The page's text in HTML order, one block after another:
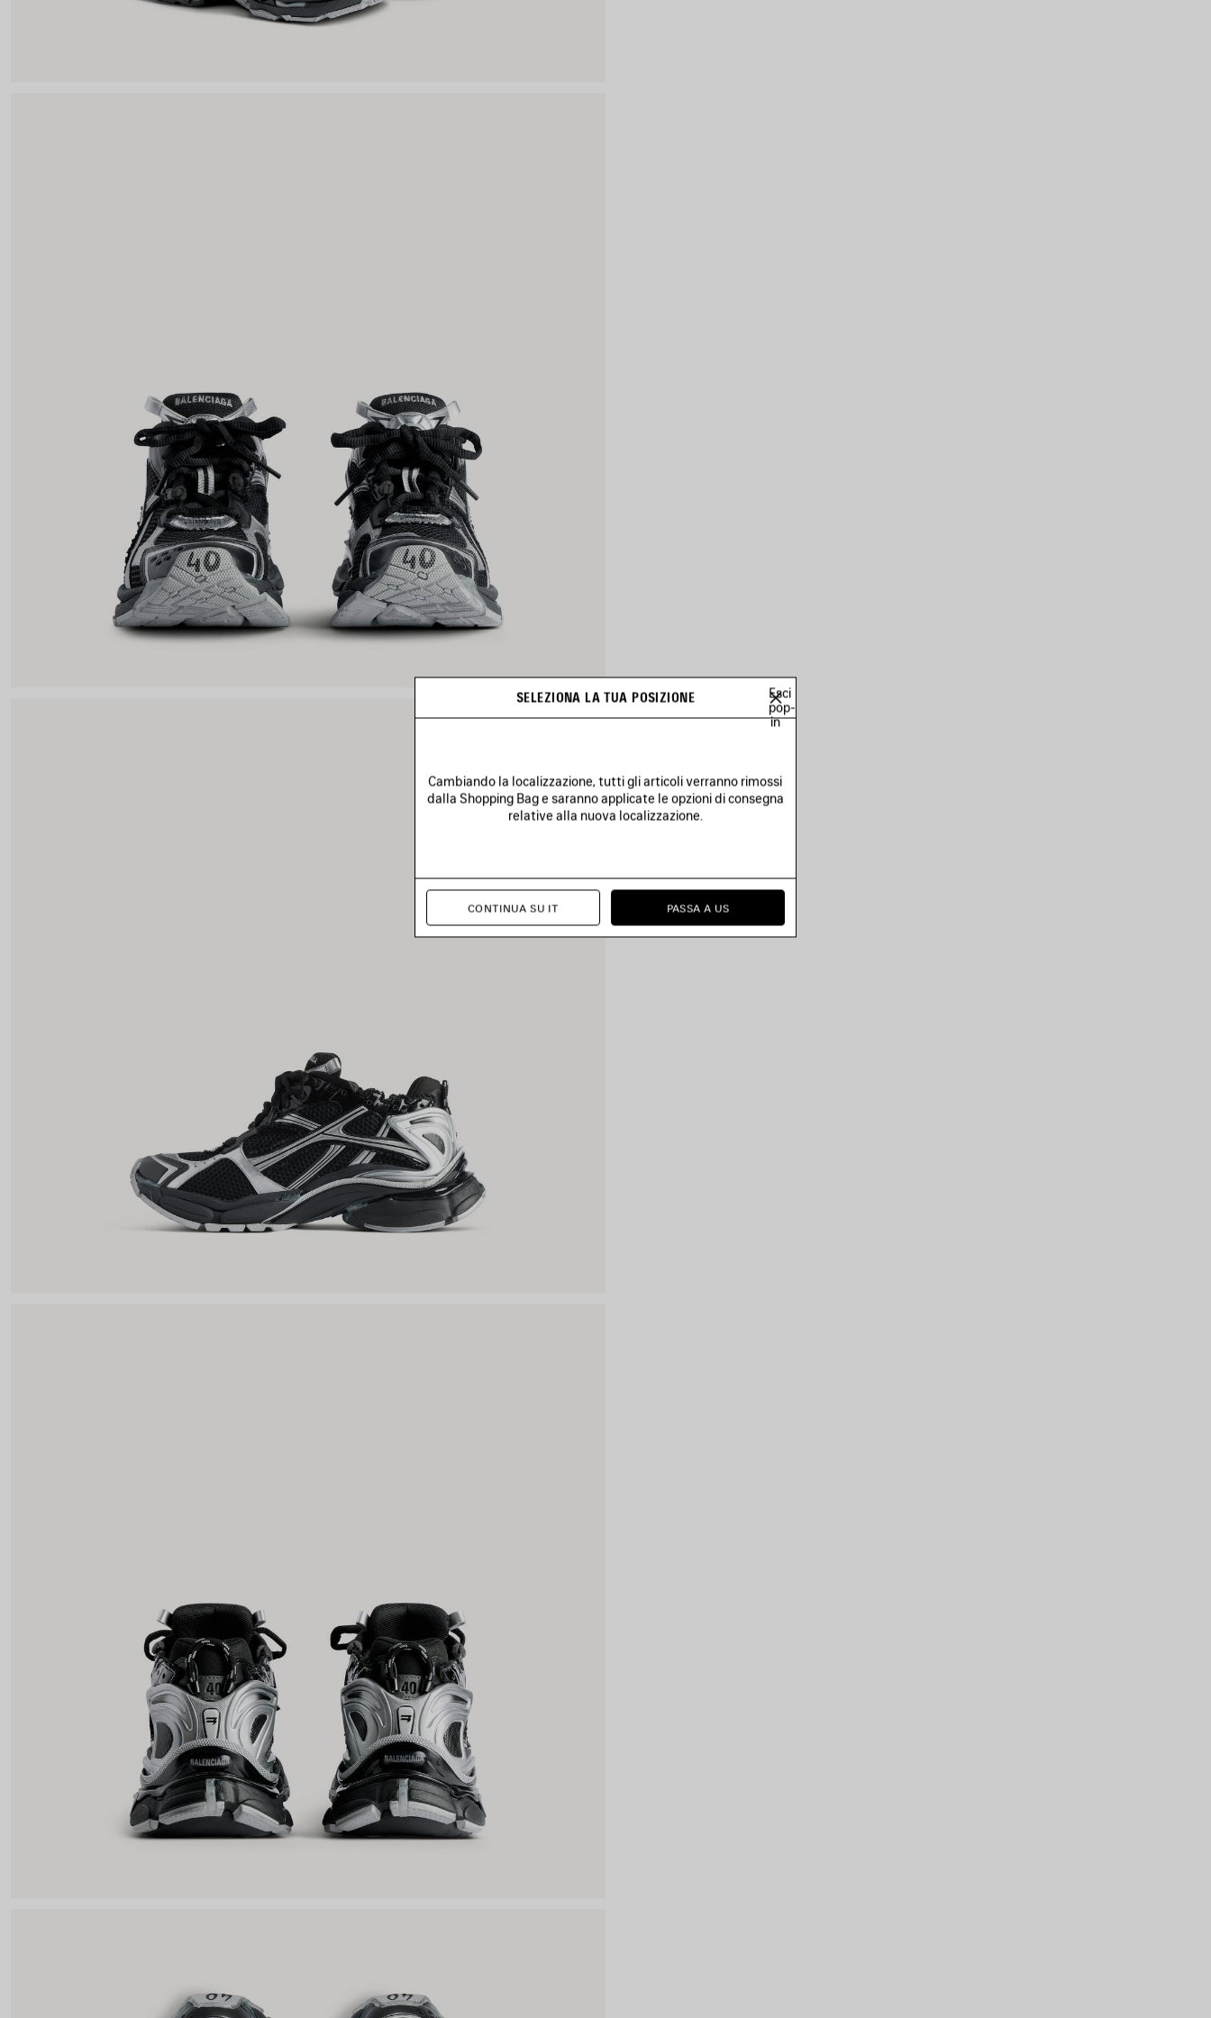
SELEZIONA LA TUA POSIZIONE
Esci
pop-
in
Cambiando la localizzazione, tutti gli articoli verranno rimossi
dalla Shopping Bag e saranno applicate le opzioni di consegna
relative alla nuova localizzazione.
CONTINUA SU IT PASSA A US